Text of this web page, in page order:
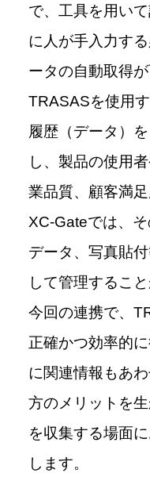
で、工具を用い
に人が手入力す
ータの自動取得
TRASASを使用
履歴（データ）
し、製品の使用
業品質、顧客満
XC-Gateでは、
データ、写真貼
して管理すること
今回の連携で、
正確かつ効率的
に関連情報もあ
方のメリットを
を収集する場面
します。